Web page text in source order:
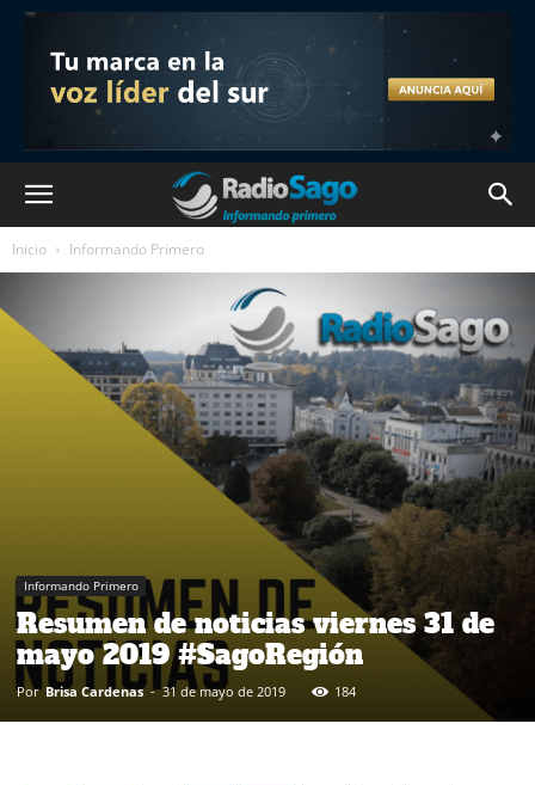
Inicio Informando Primero
Informando Primero
Resumen de noticias viernes 31 de
mayo 2019 #SagoRegión
Por Brisa Cardenas - 31 de mayo de 2019 184